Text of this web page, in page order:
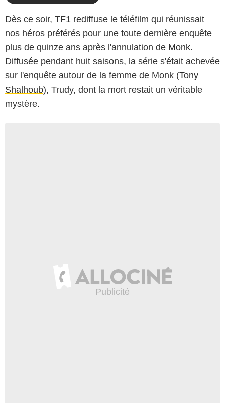
Dès ce soir, TF1 rediffuse le téléfilm qui réunissait
nos héros préférés pour une toute dernière enquête
plus de quinze ans après l'annulation de Monk.
Diffusée pendant huit saisons, la série s'était achevée
sur l'enquête autour de la femme de Monk (Tony
Shalhoub), Trudy, dont la mort restait un véritable
mystère.